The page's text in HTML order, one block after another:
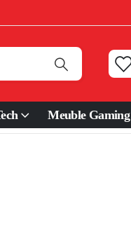
Meuble Gaming